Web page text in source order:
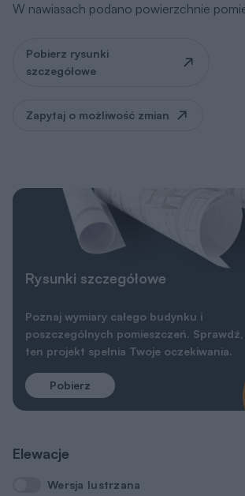
W nawiasach podano powierzchnie
Pobierz rysunki
szczegółowe
Zapytaj o możliwość zmian
Rysunki szczegółowe
Poznaj wymiary całego budynku i
poszczególnych pomieszczeń.
ten projekt spełnia Twoje oczekiwania.
Pobierz
Elewacje
Wersja lustrzana
Wersja lustrzana